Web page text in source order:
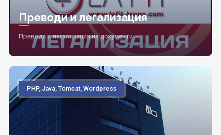
Преводи и легализация
Преводи и легализация на документи
PHP, Java, Tomcat, Wordpress